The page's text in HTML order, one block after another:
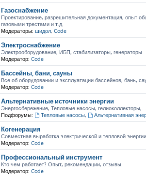
Газоснабжение
Проектирование, разрешительная документация, опыт
газовыми трестами и т.д.
Модераторы: шидол, Code
Электроснабжение
Электрооборудование, ИБП, стабилизаторы, генераторы
Модератор: Code
Бассейны, бани, сауны
Все об оборудовании и эксплуатации бассейнов, бань,
Модератор: Code
Альтернативные источники энергии
Энергосбережение, Тепловые насосы, гелиоколлекторы,...
Подфорумы:
Тепловые насосы, Альтернативная
Когенерация
Совместная выработка электрической и тепловой энергии
Модератор: Code
Профессиональный инструмент
Кто чем работает? Опыт, рекомендации, отзывы.
Модератор: Code